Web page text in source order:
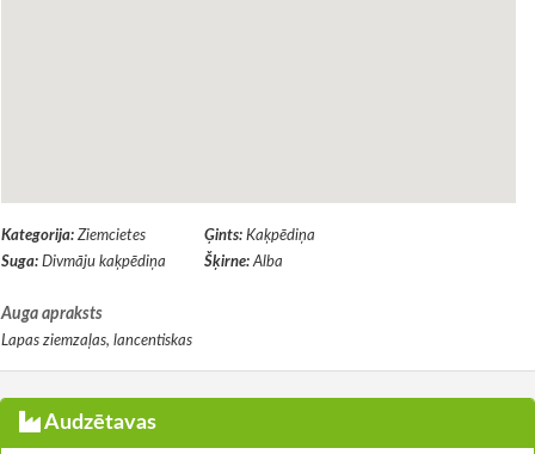
Kategorija: Ziemcietes Ģints: Kaķpēdiņa
Suga: Divmāju kaķpēdiņa Šķirne: Alba
Auga apraksts
Lapas ziemzaļas, lancentiskas
Audzētavas